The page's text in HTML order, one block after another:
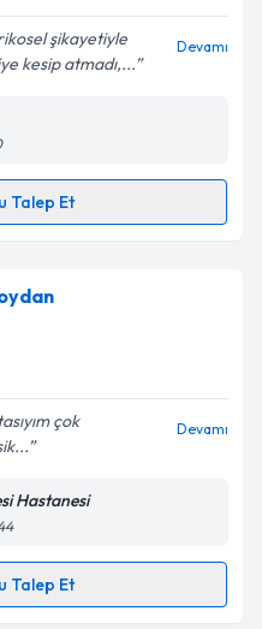
ilişkin
verilerimin belirtilen
kabul ediyorum.
şikayetiyle
kesip atmadı,...
Devamı
Talep Et
için randevu takvimi
randevu almanız
e-posta ile
ilişkin
verilerimin belirtilen
kabul ediyorum.
çok
Devamı
Hastanesi
Talep Et